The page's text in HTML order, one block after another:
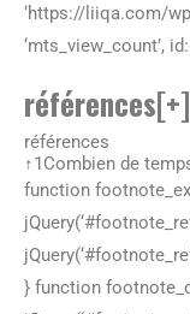
‘https://liiqa.com/
‘mts_view_count’, id:
références[+]
références
↑1Combien de
function
} function